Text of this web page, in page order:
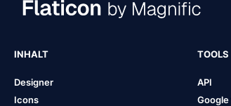
INHALT
Designer
Icons
TOOLS
API
Google